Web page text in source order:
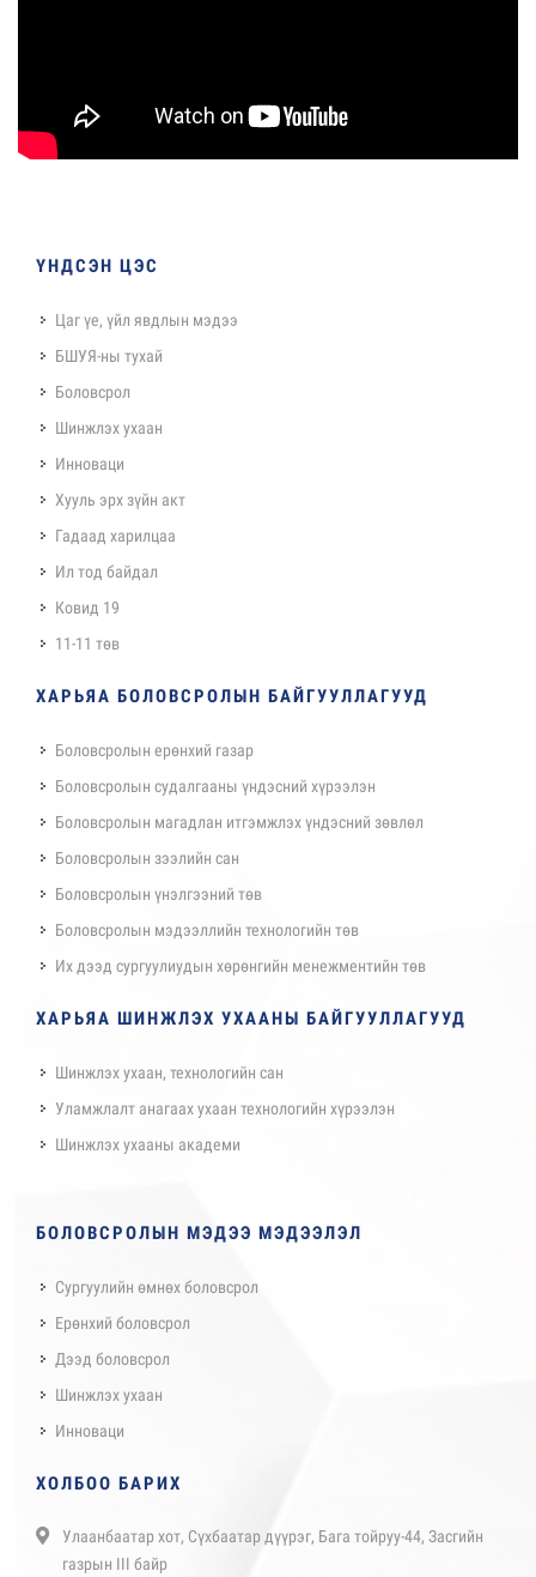
ҮНДСЭН ЦЭС
Цаг үе, үйл явдлын мэдээ
БШУЯ-ны тухай
Боловсрол
Шинжлэх ухаан
Инноваци
Хууль эрх зүйн акт
Гадаад харилцаа
Ил тод байдал
Ковид 19
11-11 төв
ХАРЬЯА БОЛОВСРОЛЫН БАЙГУУЛЛАГУУД
Боловсролын ерөнхий газар
Боловсролын судалгааны үндэсний хүрээлэн
Боловсролын магадлан итгэмжлэх үндэсний зөвлөл
Боловсролын зээлийн сан
Боловсролын үнэлгээний төв
Боловсролын мэдээллийн технологийн төв
Их дээд сургуулиудын хөрөнгийн менежментийн төв
ХАРЬЯА ШИНЖЛЭХ УХААНЫ БАЙГУУЛЛАГУУД
Шинжлэх ухаан, технологийн сан
Уламжлалт анагаах ухаан технологийн хүрээлэн
Шинжлэх ухааны академи
БОЛОВСРОЛЫН МЭДЭЭ МЭДЭЭЛЭЛ
Сургуулийн өмнөх боловсрол
Ерөнхий боловсрол
Дээд боловсрол
Шинжлэх ухаан
Инноваци
ХОЛБОО БАРИХ
Улаанбаатар хот, Сүхбаатар дүүрэг, Бага тойруу-44, Засгийн
газрын III байр